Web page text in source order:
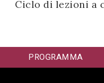
Ciclo di lezioni a
con il
196/03
PROGRAMMA